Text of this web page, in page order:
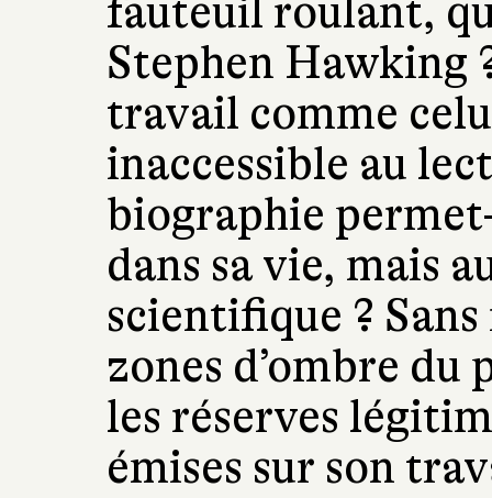
fauteuil roulant,
Stephen Hawking
travail comme
inaccessible au
biographie
dans sa vie, mais
scientifique ?
zones d’ombre
les réserves
émises sur son